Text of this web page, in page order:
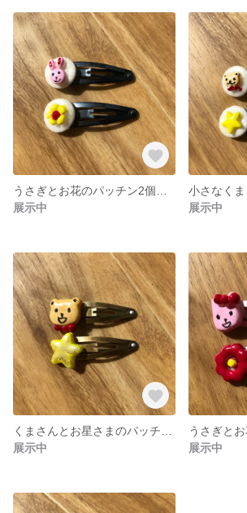
展示中
展示中
展示中
展示中